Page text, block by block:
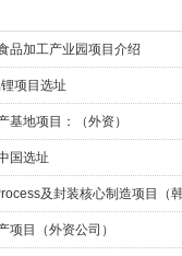
品加工产业园项目介绍
项目选址
基地项目：（外资）
国选址
及封装核心制造项目（韩
项目（外资公司）